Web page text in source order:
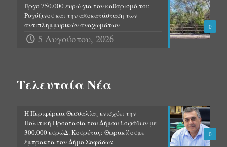
0
Έργο 750.000 ευρώ για τον καθαρισμό του
Ρογόζινου και την αποκατάσταση των
αντιπλημμυρικών αναχωμάτων
5 Αυγούστου, 2026
Τελευταία Νέα
0
Η Περιφέρεια Θεσσαλίας ενισχύει την
Πολιτική Προστασία του Δήμου Σοφάδων με
300.000 ευρώΔ. Κουρέτας: Θωρακίζουμε
έμπρακτα τον Δήμο Σοφάδων